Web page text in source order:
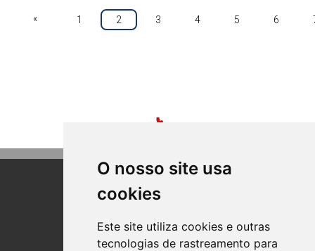
O nosso site usa
cookies
Este site utiliza cookies e outras
tecnologias de rastreamento para
« 1 2 3 4 5 6
BOM PRINCIPIO
RIO GRANDE DO SUL